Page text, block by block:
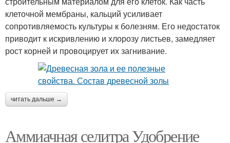
клеточной мембраны, кальций усиливает
сопротивляемость культуры к болезням. Его недостаток
приводит к искривлению и хлорозу листьев, замедляет
рост корней и провоцирует их загнивание.
читать дальше →
Аммиачная селитра Удобрение